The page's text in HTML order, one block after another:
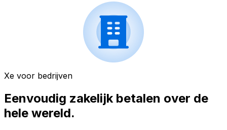
Xe voor bedrijven
Eenvoudig zakelijk betalen over de
hele wereld.